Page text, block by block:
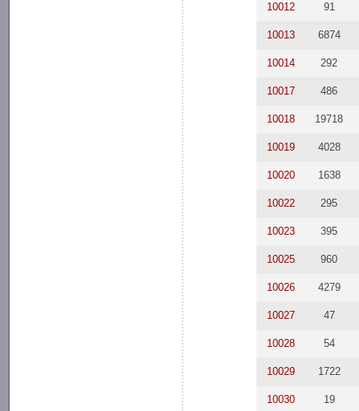
10012 91
10013 6874
10014 292
10017 486
10018 19718
10019 4028
10020 1638
10022 295
10023 395
10025 960
10026 4279
10027 47
10028 54
10029 1722
10030 19